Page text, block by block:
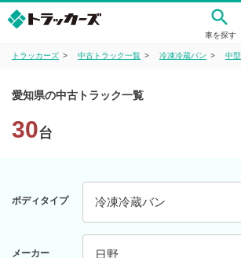
車を探す
トラッカーズ 中古トラック一覧 冷凍冷蔵バン 中型
愛知県の中古トラック一覧
30台
ボディタイプ 冷凍冷蔵バン
メーカー 日野